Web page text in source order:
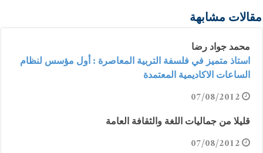
مقالات مشابهة
محمد جواد رضا
استاذ متميز في فلسفة التربية المعاصرة : أول مؤسس لنظام
الساعات الاكاديمية المعتمدة
07/08/2012
قليلا من جماليات اللغة والثقافة العامة
07/08/2012